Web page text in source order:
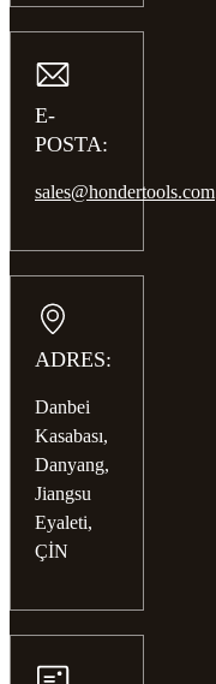
E-
POSTA:
sales@hondertools.com
ADRES:
Danbei
Kasabası,
Danyang,
Jiangsu
Eyaleti,
ÇİN